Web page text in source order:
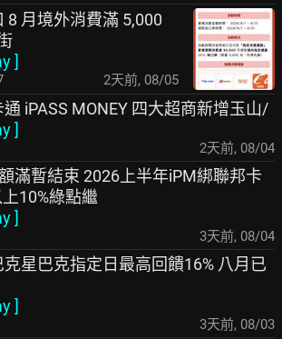
8 月境外消費滿 5,000
]
2天前, 08/05
通 iPASS MONEY 四大超商新增玉山/
]
2天前, 08/04
滿暫結束 2026上半年iPM綁聯邦卡
10%綠點繼
]
3天前, 08/04
克星巴克指定日最高回饋16% 八月已
]
3天前, 08/03